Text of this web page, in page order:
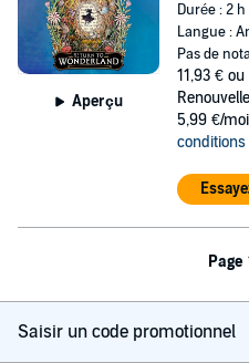
Aperçu
Durée : 2
Langue :
Pas de
11,93 € ou
5,99 €/
Page
Saisir un code promotionnel